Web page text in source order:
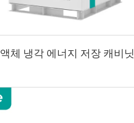
액체 냉각 에너지 저장 캐비닛